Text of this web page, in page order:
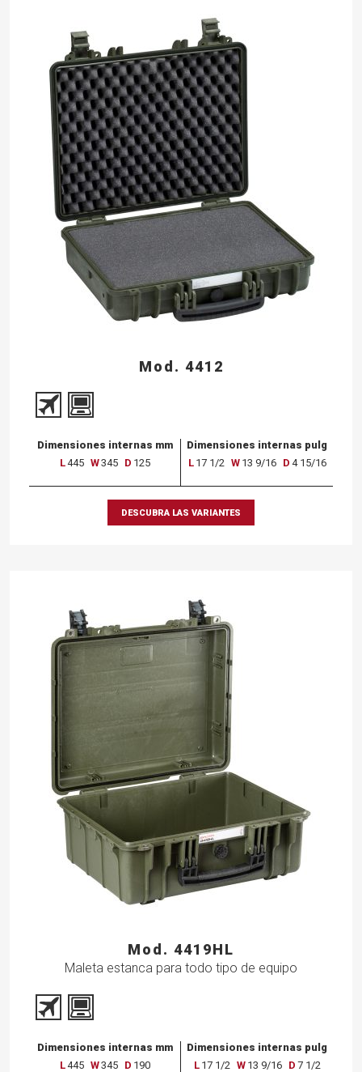
Mod. 4412
Dimensiones internas mm
L445 W345 D 125
Dimensiones internas pulg
L 17 1/2 W 13 9/16 D 4 15/16
DESCUBRA LAS VARIANTES
Mod. 4419HL
Maleta estanca para todo tipo de equipo
Dimensiones internas mm
L445 W345 D 190
Dimensiones internas pulg
L 17 1/2 W 13 9/16 D 7 1/2